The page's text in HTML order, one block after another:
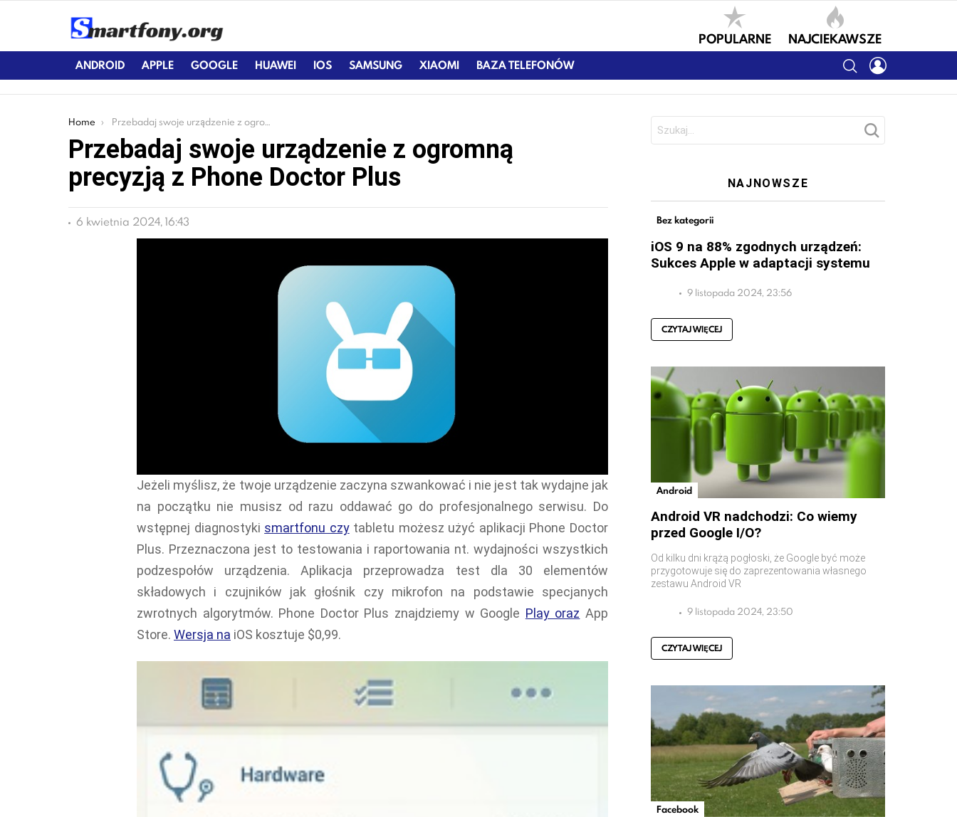
POPULARNE NAJCIEKAWSZE
ANDROID APPLE GOOGLE HUAWEI IOS SAMSUNG XIAOMI BAZA TELEFONÓW SEARCH
You are here:
Home Przebadaj swoje urządzenie z ogromną precyzją z Phone Doctor Plus
Przebadaj swoje urządzenie z ogromną
precyzją z Phone Doctor Plus
6 kwietnia 2024, 16:43
Jeżeli myślisz, że twoje urządzenie zaczyna szwankować i nie jest tak wydajne jak
na początku nie musisz od razu oddawać go do profesjonalnego serwisu. Do
wstępnej diagnostyki smartfonu czytabletu możesz użyć aplikacji Phone Doctor
Plus. Przeznaczona jest to testowania i raportowania nt. wydajności wszystkich
podzespołów urządzenia. Aplikacja przeprowadza test dla 30 elementów
składowych i czujników jak głośnik czy mikrofon na podstawie specjanych
zwrotnych algorytmów. Phone Doctor Plus znajdziemy w Google Play oraz App
Store. Wersja na iOS kosztuje $0,99.
NAJNOWSZE
Bez kategorii
iOS 9 na 88% zgodnych urządzeń:
Sukces Apple w adaptacji systemu
9 listopada 2024, 23:56
CZYTAJ WIĘCEJ
Android
Android VR nadchodzi: Co wiemy
przed Google I/O?
Od kilku dni krążą pogłoski, że Google być może
przygotowuje się do zaprezentowania własnego
zestawu Android VR
9 listopada 2024, 23:50
CZYTAJ WIĘCEJ
Facebook